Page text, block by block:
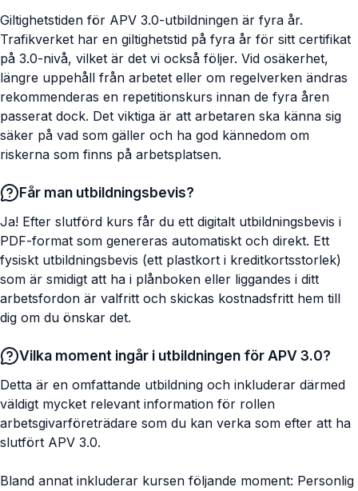
Giltighetstiden för APV 3.0-utbildningen är fyra år.
Trafikverket har en giltighetstid på fyra år för sitt certifikat
på 3.0-nivå, vilket är det vi också följer. Vid osäkerhet,
längre uppehåll från arbetet eller om regelverken ändras
rekommenderas en repetitionskurs innan de fyra åren
passerat dock. Det viktiga är att arbetaren ska känna sig
säker på vad som gäller och ha god kännedom om
riskerna som finns på arbetsplatsen.
Får man utbildningsbevis?
Ja! Efter slutförd kurs får du ett digitalt utbildningsbevis i
PDF-format som genereras automatiskt och direkt. Ett
fysiskt utbildningsbevis (ett plastkort i kreditkortsstorlek)
som är smidigt att ha i plånboken eller liggandes i ditt
arbetsfordon är valfritt och skickas kostnadsfritt hem till
dig om du önskar det.
Vilka moment ingår i utbildningen för APV 3.0?
Detta är en omfattande utbildning och inkluderar därmed
väldigt mycket relevant information för rollen
arbetsgivarföreträdare som du kan verka som efter att ha
slutfört APV 3.0.
Bland annat inkluderar kursen följande moment: Personlig